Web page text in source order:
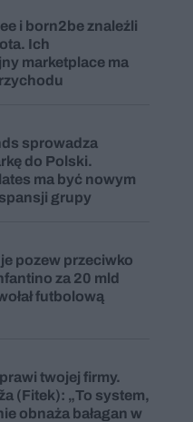
i born2be znaleźli
Ich
marketplace ma
sprowadza
do Polski.
ma być nowym
grupy
pozew przeciwko
za 20 mld
futbolową
twojej firmy.
(Fitek): „To system,
obnaża bałagan w